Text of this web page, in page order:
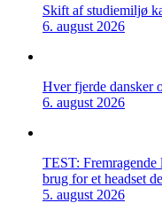
Skift af studiemiljø
6. august 2026
Hver fjerde dansker
6. august 2026
TEST:
brug for et headset
5. august 2026